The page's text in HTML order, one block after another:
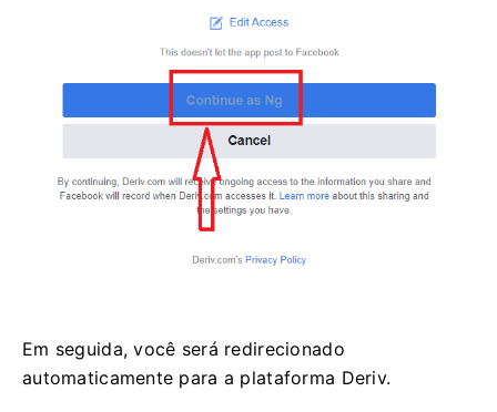
Em seguida, você será redirecionado
automaticamente para a plataforma Deriv.